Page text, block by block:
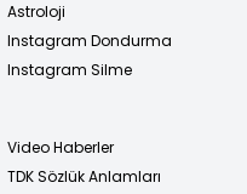
Astroloji
Instagram Dondurma
Instagram Silme
Video Haberler
TDK Sözlük Anlamları